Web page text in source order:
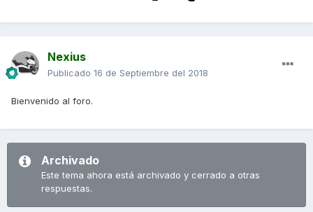
Nexius
Publicado 16 de Septiembre del 2018
Bienvenido al foro.
Archivado
Este tema ahora está archivado y cerrado a otras
respuestas.